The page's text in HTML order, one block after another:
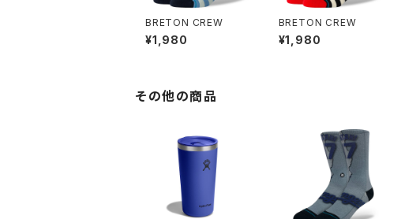
BRETON CREW
¥1,980
BRETON CREW
¥1,980
その他の商品